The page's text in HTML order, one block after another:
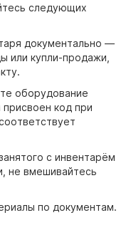
следующих
документально —
или купли-продажи,
оборудование
код при
с инвентарём
не вмешивайтесь
по документам.